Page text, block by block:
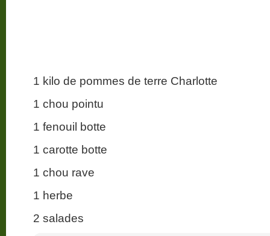
1 kilo de pommes de terre Charlotte
1 chou pointu
1 fenouil botte
1 carotte botte
1 chou rave
1 herbe
2 salades